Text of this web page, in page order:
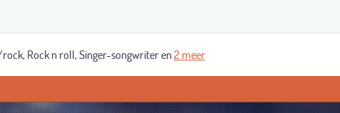
Rock n roll, Singer-songwriter en2 meer